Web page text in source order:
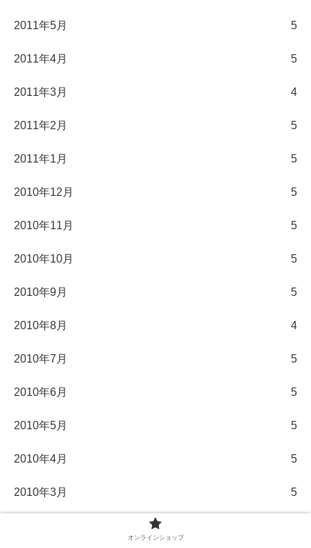
2011年5月 5
2011年4月 5
2011年3月 4
2011年2月 5
2011年1月 5
2010年12月 5
2010年11月 5
2010年10月 5
2010年9月 5
2010年8月 4
2010年7月 5
2010年6月 5
2010年5月 5
2010年4月 5
2010年3月 5
オンラインショップ